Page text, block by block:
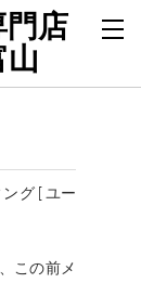
店
グ [ ユー
この前メ